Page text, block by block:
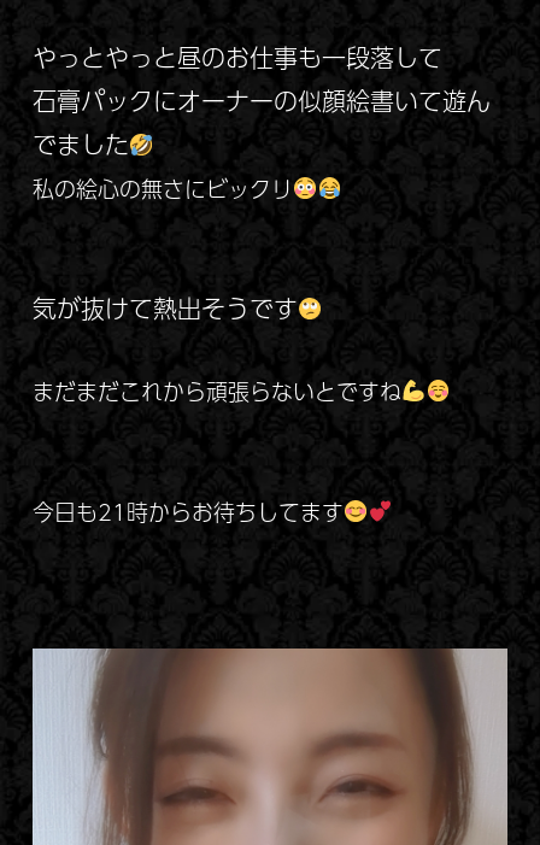
やっとやっと昼のお仕事も一段落して
石膏パックにオーナーの似顔絵書いて遊ん
でました
私の絵心の無さにビックリ
気が抜けて熱出そうです
まだまだこれから頑張らないとですね
今日も21時からお待ちしてます